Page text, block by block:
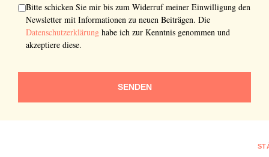
Bitte schicken Sie mir bis zum Widerruf meiner Einwilligung den
Newsletter mit Informationen zu neuen Beiträgen. Die
Datenschutzerklärung habe ich zur Kenntnis genommen und
akzeptiere diese.
SENDEN